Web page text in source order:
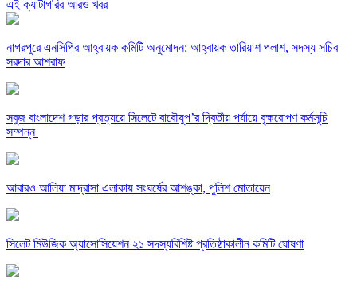
এই ক্যাটাগরির আরও খবর
নাগরপুরে এনসিপির আহ্বায়ক কমিটি অনুমোদন: আহ্বায়ক তারিয়াশ পলাশ, সদস্য সচিব
সরদার আশরাফ
সবুজ বাংলাদেশ গড়ার প্রত্যয়ে সিলেটে বাবৌযুপ’র দ্বিতীয় পর্যায়ে বৃক্ষরোপণ কর্মসূচি
সম্পন্ন
আবারও আলিয়া মাদ্রাসা এলাকায় সংঘর্ষের আশঙ্কা, পুলিশ মোতায়েন
সিলেট মিউজিক অ্যাসোসিয়েশন ২১ সদস্যবিশিষ্ট প্রতিষ্ঠাকালীন কমিটি ঘোষণা